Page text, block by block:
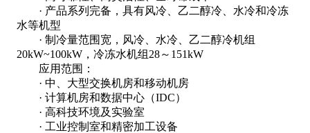
· 产品系列完备，具有风冷、乙二醇冷、水冷和冷冻
水等机型
· 制冷量范围宽，风冷、水冷、乙二醇冷机组
20kW~100kW，冷冻水机组28～151kW
应用范围：
· 中、大型交换机房和移动机房
· 计算机房和数据中心（IDC）
· 高科技环境及实验室
· 工业控制室和精密加工设备